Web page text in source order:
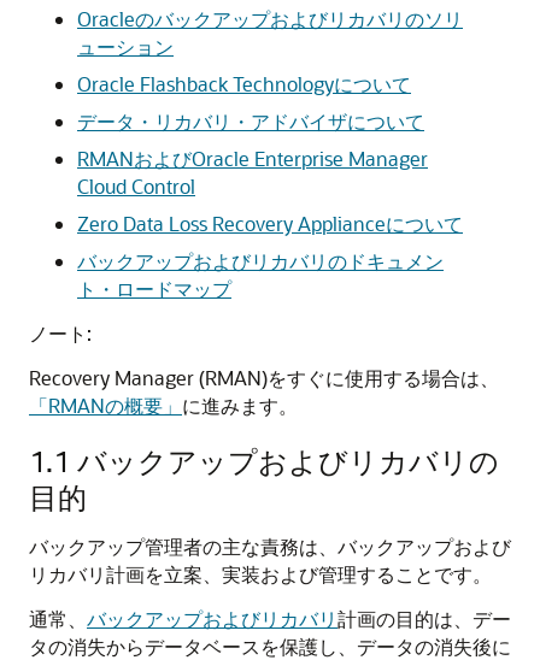
Oracleのバックアップおよびリカバリのソリ
ューション
Oracle Flashback Technologyについて
データ・リカバリ・アドバイザについて
RMANおよびOracle Enterprise Manager
Cloud Control
Zero Data Loss Recovery Applianceについて
バックアップおよびリカバリのドキュメン
ト・ロードマップ
ノート:
Recovery Manager (RMAN)をすぐに使用する場合は、
「RMANの概要」 に進みます。
1.1 バックアップおよびリカバリの
目的
バックアップ管理者の主な責務は、バックアップおよび
リカバリ計画を立案、実装および管理することです。
通常、 バックアップおよびリカバリ計画の目的は、デー
タの消失からデータベースを保護し、データの消失後に